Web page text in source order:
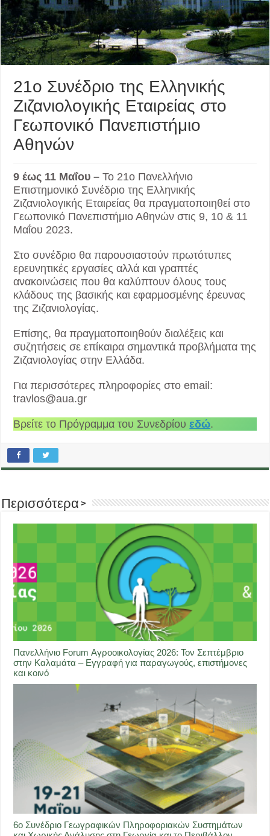
21o Συνέδριο της Ελληνικής
Ζιζανιολογικής Εταιρείας στο
Γεωπονικό Πανεπιστήμιο
Αθηνών
9 έως 11 Μαΐου –Το 21ο Πανελλήνιο
Επιστημονικό Συνέδριο της Ελληνικής
Ζιζανιολογικής Εταιρείας θα πραγματοποιηθεί στο
Γεωπονικό Πανεπιστήμιο Αθηνών στις 9, 10 & 11
Μαΐου 2023.
Στο συνέδριο θα παρουσιαστούν πρωτότυπες
ερευνητικές εργασίες αλλά και γραπτές
ανακοινώσεις που θα καλύπτουν όλους τους
κλάδους της βασικής και εφαρµοσµένης έρευνας
της Ζιζανιολογίας.
Επίσης, θα πραγµατοποιηθούν διαλέξεις και
συζητήσεις σε επίκαιρα σηµαντικά προβλήµατα της
Ζιζανιολογίας στην Ελλάδα.
Για περισσότερες πληροφορίες στο email:
travlos@aua.gr
Βρείτε το Πρόγραμμα του Συνεδρίουεδώ.
Περισσότερα >
Πανελλήνιο Forum Αγροοικολογίας 2026: Τον Σεπτέμβριο
στην Καλαμάτα – Εγγραφή για παραγωγούς, επιστήμονες
και κοινό
6ο Συνέδριο Γεωγραφικών Πληροφοριακών Συστημάτων